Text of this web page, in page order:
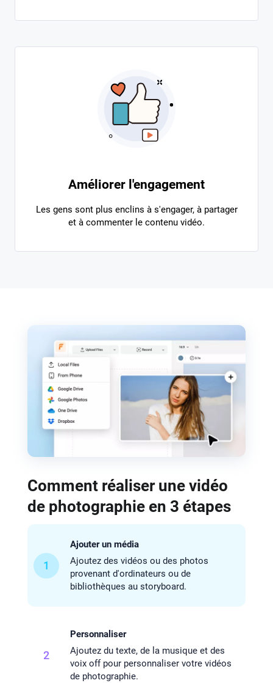
Améliorer l'engagement
Les gens sont plus enclins à s'engager, à partager
et à commenter le contenu vidéo.
Comment réaliser une vidéo
de photographie en 3 étapes
1
Ajouter un média
Ajoutez des vidéos ou des photos
provenant d'ordinateurs ou de
bibliothèques au storyboard.
2
Personnaliser
Ajoutez du texte, de la musique et des
voix off pour personnaliser votre vidéos
de photographie.